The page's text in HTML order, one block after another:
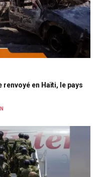
renvoyé en Haïti, le pays